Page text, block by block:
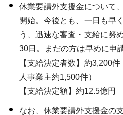
休業要請外支援金について
開始。今後とも、一日も早
う、迅速な審査・支給に努
30日。まだの方は早めに申
【支給決定者数】約3,200
人事業主約1,500件）
【支給決定額】約12.5億円
なお、休業要請外支援金の